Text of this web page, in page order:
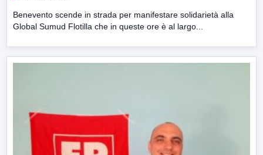
Benevento scende in strada per manifestare solidarietà alla
Global Sumud Flotilla che in queste ore è al largo...